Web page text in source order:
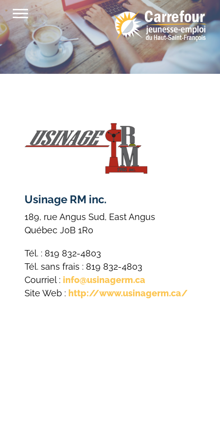
Passer
au
contenu
Usinage RM inc.
189, rue Angus Sud, East Angus
Québec J0B 1R0
Tél. : 819 832-4803
Tél. sans frais : 819 832-4803
Courriel : info@usinagerm.ca
Site Web : http://www.usinagerm.ca/